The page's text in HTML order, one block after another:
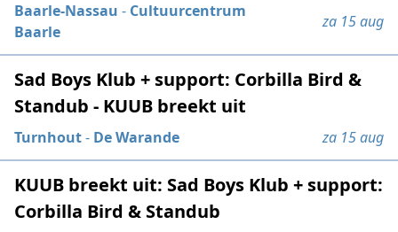
Baarle-Nassau - Cultuurcentrum
Baarle
za 15 aug
Sad Boys Klub + support: Corbilla Bird &
Standub - KUUB breekt uit
Turnhout- De Warande za 15 aug
KUUB breekt uit: Sad Boys Klub + support:
Corbilla Bird & Standub